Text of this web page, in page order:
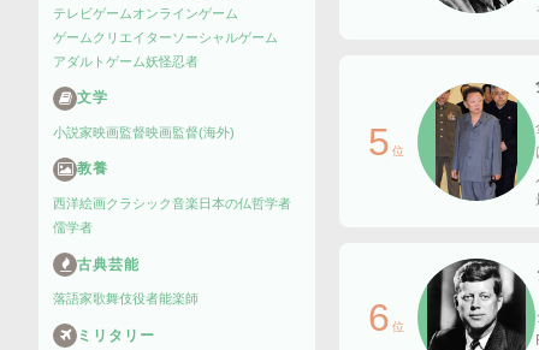
テレビゲームオンラインゲーム
ゲームクリエイターソーシャルゲーム
アダルトゲーム妖怪忍者
文学
小説家映画監督映画監督(海外)
教養
西洋絵画クラシック音楽 日本の仏哲学者
儒学者
古典芸能
落語家歌舞伎役者能楽師
ミリタリー
5 位
6 位